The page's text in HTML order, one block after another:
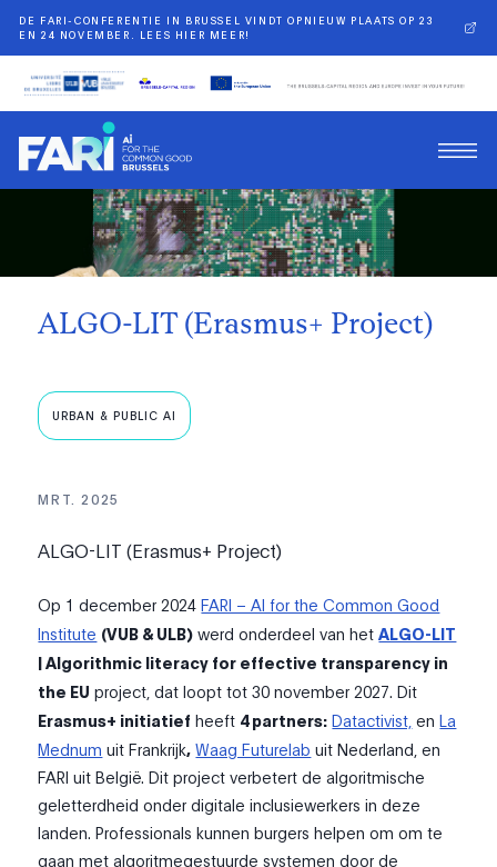
DE FARI-CONFERENTIE IN BRUSSEL VINDT OPNIEUW PLAATS OP 23
EN 24 NOVEMBER. LEES HIER MEER!
Terug
ALGO-LIT (Erasmus+ Project)
URBAN & PUBLIC AI
MRT. 2025
ALGO-LIT (Erasmus+ Project)
Op 1 december 2024FARI – AI for the Common Good
Institute (VUB & ULB) werd onderdeel van hetALGO-LIT
| Algorithmic literacy for effective transparency in
the EU project, dat loopt tot 30 november 2027. Dit
Erasmus+ initiatief heeft 4partners: Datactivist, enLa
Mednum uit Frankrijk, Waag Futurelab uit Nederland, en
FARI uit België. Dit projectverbetert de algoritmische
geletterdheid onder digitale inclusiewerkers in deze
landen. Professionals kunnenburgers helpen omom te
gaan met algoritmegestuurde systemen door de